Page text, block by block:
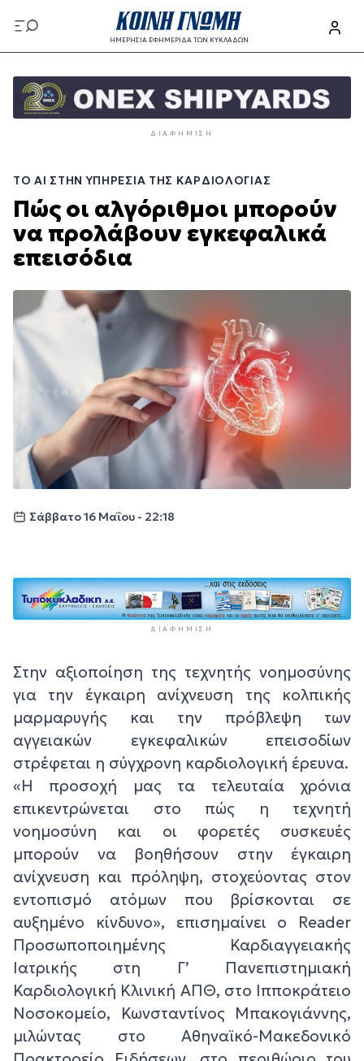
προς
το
περιεχόμενο
ΗΜΕΡΗΣΙΑ ΕΦΗΜΕΡΙΔΑ ΤΩΝ ΚΥΚΛΑΔΩΝ
προς
κυρίως
ΔΙΑΦΉΜΙΣΗ
ΤΟ ΑΙ ΣΤΗΝ ΥΠΗΡΕΣΊΑ ΤΗΣ ΚΑΡΔΙΟΛΟΓΊΑΣ
Πώς οι αλγόριθμοι μπορούν
να προλάβουν εγκεφαλικά
επεισόδια
Σάββατο 16 Μαΐου - 22:18
ΔΙΑΦΉΜΙΣΗ
Στην αξιοποίηση της τεχνητής νοημοσύνης
για την έγκαιρη ανίχνευση της κολπικής
μαρμαρυγής και την πρόβλεψη των
αγγειακών εγκεφαλικών επεισοδίων
στρέφεται η σύγχρονη καρδιολογική έρευνα.
«Η προσοχή μας τα τελευταία χρόνια
επικεντρώνεται στο πώς η τεχνητή
νοημοσύνη και οι φορετές συσκευές
μπορούν να βοηθήσουν στην έγκαιρη
ανίχνευση και πρόληψη, στοχεύοντας στον
εντοπισμό ατόμων που βρίσκονται σε
αυξημένο κίνδυνο», επισημαίνει ο Reader
Προσωποποιημένης Καρδιαγγειακής
Ιατρικής στη Γ’ Πανεπιστημιακή
Καρδιολογική Κλινική ΑΠΘ, στο Ιπποκράτειο
Νοσοκομείο, Κωνσταντίνος Μπακογιάννης,
μιλώντας στο Αθηναϊκό-Μακεδονικό